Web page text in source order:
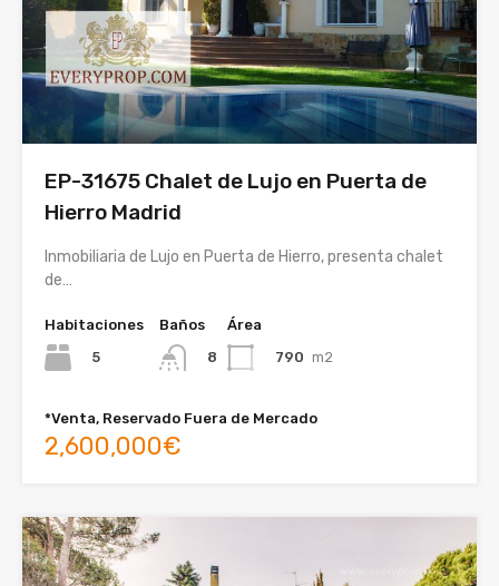
EP-31675 Chalet de Lujo en Puerta de
Hierro Madrid
Inmobiliaria de Lujo en Puerta de Hierro, presenta chalet
de…
Habitaciones
5
Baños
8
Área
790 m2
*Venta, Reservado Fuera de Mercado
2,600,000€